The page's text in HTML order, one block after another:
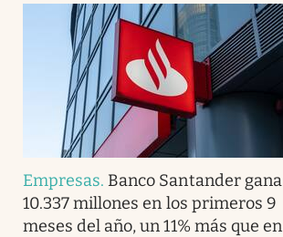
Empresas. Banco Santander gana
10.337 millones en los primeros 9
meses del año, un 11% más que en